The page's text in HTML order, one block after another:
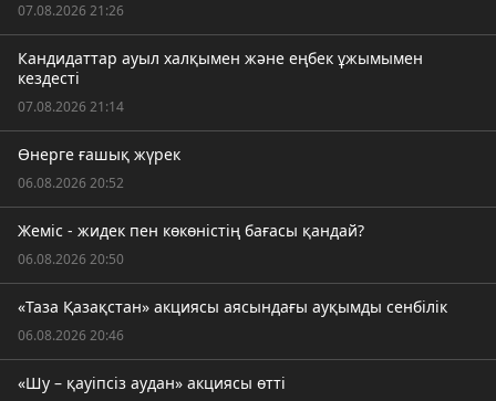
07.08.2026 21:26
Кандидаттар ауыл халқымен және еңбек ұжымымен
кездесті
07.08.2026 21:14
Өнерге ғашық жүрек
06.08.2026 20:52
Жеміс - жидек пен көкөністің бағасы қандай?
06.08.2026 20:50
«Таза Қазақстан» акциясы аясындағы ауқымды сенбілік
06.08.2026 20:46
«Шу – қауіпсіз аудан» акциясы өтті